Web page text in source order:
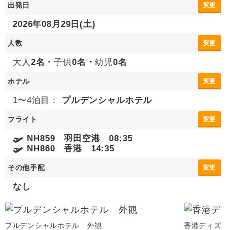
出発日 変更
2026年08月29日(土)
人数 変更
大人 2名・子供0名・幼児0名
ホテル 変更
1〜4泊目： プルデンシャルホテル
フライト 変更
NH859 羽田空港 08:35
NH860 香港 14:35
その他手配 変更
なし
プルデンシャルホテル 外観 香港ディズ